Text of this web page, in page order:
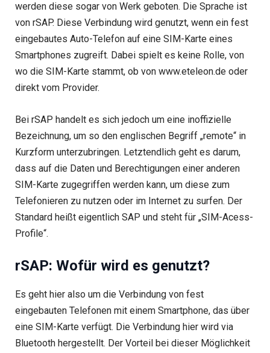
werden diese sogar von Werk geboten. Die Sprache ist
von rSAP. Diese Verbindung wird genutzt, wenn ein fest
eingebautes Auto-Telefon auf eine SIM-Karte eines
Smartphones zugreift. Dabei spielt es keine Rolle, von
wo die SIM-Karte stammt, ob von www.eteleon.de oder
direkt vom Provider.
Bei rSAP handelt es sich jedoch um eine inoffizielle
Bezeichnung, um so den englischen Begriff „remote“ in
Kurzform unterzubringen. Letztendlich geht es darum,
dass auf die Daten und Berechtigungen einer anderen
SIM-Karte zugegriffen werden kann, um diese zum
Telefonieren zu nutzen oder im Internet zu surfen. Der
Standard heißt eigentlich SAP und steht für „SIM-Acess-
Profile“.
rSAP: Wofür wird es genutzt?
Es geht hier also um die Verbindung von fest
eingebauten Telefonen mit einem Smartphone, das über
eine SIM-Karte verfügt. Die Verbindung hier wird via
Bluetooth hergestellt. Der Vorteil bei dieser Möglichkeit